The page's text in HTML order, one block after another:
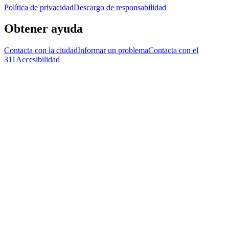
Política de privacidadDescargo de responsabilidad
Obtener ayuda
Contacta con la ciudadInformar un problemaContacta con el
311 Accesibilidad